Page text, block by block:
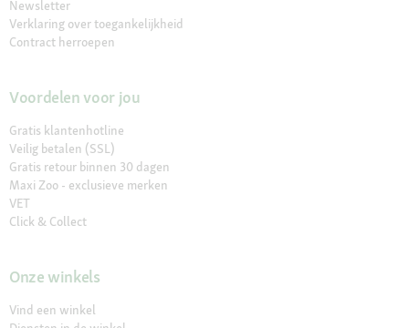
Newsletter
Verklaring over toegankelijkheid
Contract herroepen
Voordelen voor jou
Gratis klantenhotline
Veilig betalen (SSL)
Gratis retour binnen 30 dagen
Maxi Zoo - exclusieve merken
VET
Click & Collect
Onze winkels
Vind een winkel